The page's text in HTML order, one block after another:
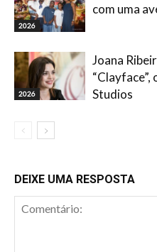
2026
com uma
2026
Joana
Studios
DEIXE UMA RESPOSTA